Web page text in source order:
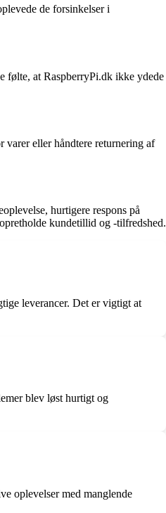
de forsinkelser i
følte, at RaspberryPi.dk ikke ydede
varer eller håndtere returnering af
hurtigere respons på
kundetillid og -tilfredshed.
leverancer. Det er vigtigt at
blev løst hurtigt og
oplevelser med manglende